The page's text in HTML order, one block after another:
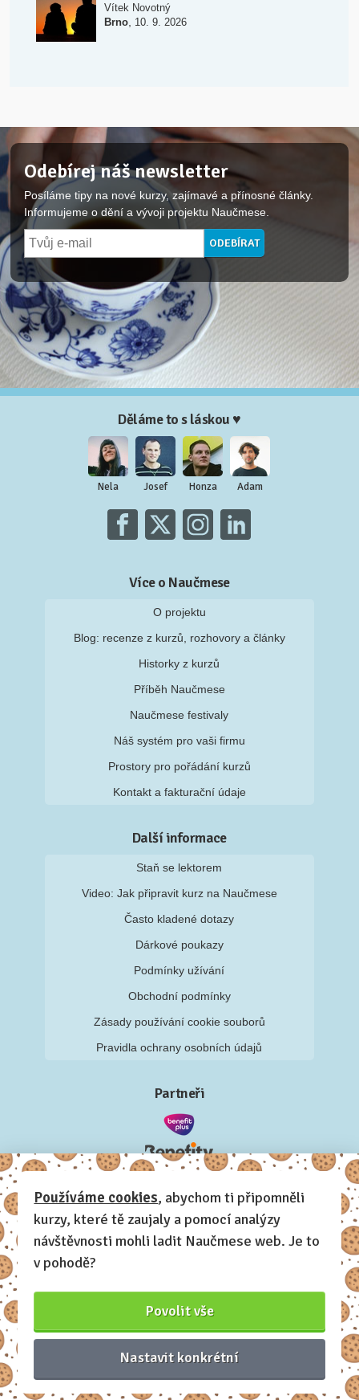
Vítek Novotný
Brno, 10. 9. 2026
Odebírej náš newsletter
Posíláme tipy na nové kurzy, zajímavé a přínosné články.
Informujeme o dění a vývoji projektu Naučmese.
Děláme to s láskou ♥
Nela Josef Honza Adam
Více o Naučmese
O projektu
Blog: recenze z kurzů, rozhovory a články
Historky z kurzů
Příběh Naučmese
Naučmese festivaly
Náš systém pro vaši firmu
Prostory pro pořádání kurzů
Kontakt a fakturační údaje
Další informace
Staň se lektorem
Video: Jak připravit kurz na Naučmese
Často kladené dotazy
Dárkové poukazy
Podmínky užívání
Obchodní podmínky
Zásady používání cookie souborů
Pravidla ochrany osobních údajů
Partneři
Naučmese, 2012-2026.
Sdílíme dovednosti, offline i online.
Používáme cookies, abychom ti připomněli
kurzy, které tě zaujaly a pomocí analýzy
návštěvnosti mohli ladit Naučmese web. Je to
v pohodě?
Povolit vše
Nastavit konkrétní